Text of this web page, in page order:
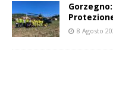
8 Agosto